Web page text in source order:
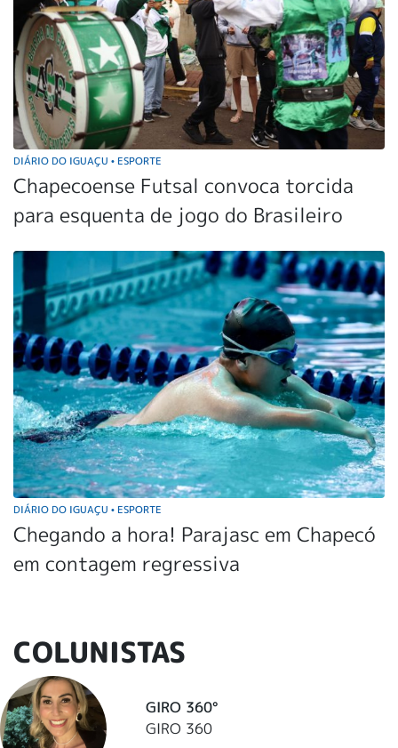
DIÁRIO DO IGUAÇU • ESPORTE
Chapecoense Futsal convoca torcida
para esquenta de jogo do Brasileiro
DIÁRIO DO IGUAÇU • ESPORTE
Chegando a hora! Parajasc em Chapecó
em contagem regressiva
COLUNISTAS
GIRO 360°
GIRO 360